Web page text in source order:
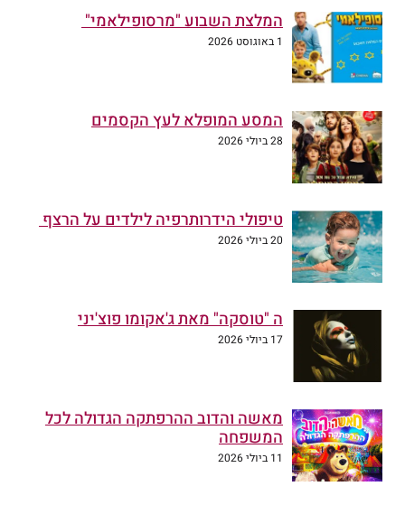
המלצת השבוע "מרסופילאמי"
1 באוגוסט 2026
המסע המופלא לעץ הקסמים
28 ביולי 2026
טיפולי הידרותרפיה לילדים על הרצף
20 ביולי 2026
ה "טוסקה" מאת ג'אקומו פוצ'יני
17 ביולי 2026
מאשה והדוב ההרפתקה הגדולה לכל
המשפחה
11 ביולי 2026